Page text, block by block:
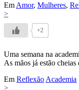
Em Amor, Mulheres,
>
+2
Uma semana na
As mãos já estão cheias
Em Reflexão Academia
>